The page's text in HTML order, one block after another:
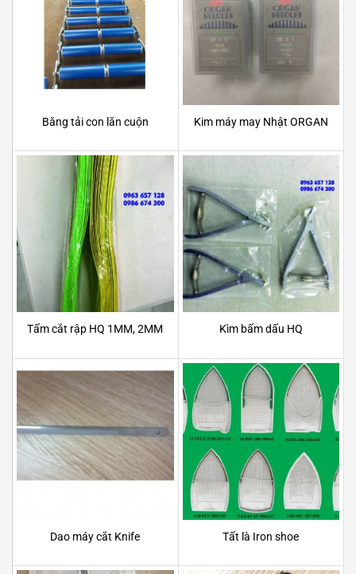
Băng tải con lăn cuộn Kim máy may Nhật ORGAN
Tấm cắt rập HQ 1MM, 2MM Kìm bấm dấu HQ
Dao máy cắt Knife Tất là Iron shoe